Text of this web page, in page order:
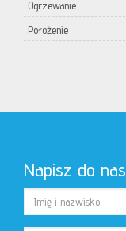
Ogrzewanie
Położenie
Napisz do nas